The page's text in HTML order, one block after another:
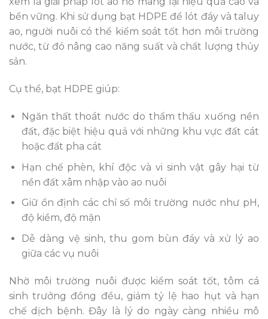
bền vững. Khi sử dụng bạt HDPE để lót đáy và taluy
ao, người nuôi có thể kiểm soát tốt hơn môi trường
nước, từ đó nâng cao năng suất và chất lượng thủy
sản.
Cụ thể, bạt HDPE giúp:
Ngăn thất thoát nước do thẩm thấu xuống nền
đất, đặc biệt hiệu quả với những khu vực đất cát
hoặc đất pha cát
Hạn chế phèn, khí độc và vi sinh vật gây hại từ
nền đất xâm nhập vào ao nuôi
Giữ ổn định các chỉ số môi trường nước như pH,
độ kiềm, độ mặn
Dễ dàng vệ sinh, thu gom bùn đáy và xử lý ao
giữa các vụ nuôi
Nhờ môi trường nuôi được kiểm soát tốt, tôm cá
sinh trưởng đồng đều, giảm tỷ lệ hao hụt và hạn
chế dịch bệnh. Đây là lý do ngày càng nhiều mô